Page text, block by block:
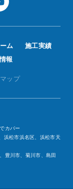
ム
施工実績
報
ップ
カバー
浜松市浜名区、浜松市天
豊川市、菊川市、島田